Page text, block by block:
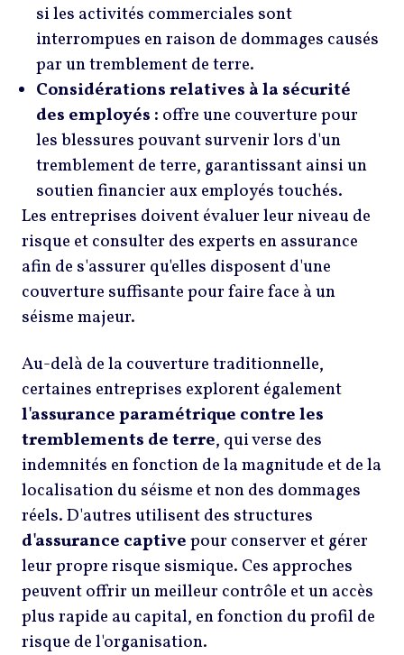
si les activités commerciales sont
interrompues en raison de dommages causés
par un tremblement de terre.
Considérations relatives à la sécurité
des employés : offre une couverture pour
les blessures pouvant survenir lors d'un
tremblement de terre, garantissant ainsi un
soutien financier aux employés touchés.
Les entreprises doivent évaluer leur niveau de
risque et consulter des experts en assurance
afin de s'assurer qu'elles disposent d'une
couverture suffisante pour faire face à un
séisme majeur.
Au-delà de la couverture traditionnelle,
certaines entreprises explorent également
l'assurance paramétrique contre les
tremblements de terre, qui verse des
indemnités en fonction de la magnitude et de la
localisation du séisme et non des dommages
réels. D'autres utilisent des structures
d'assurance captivepour conserver et gérer
leur propre risque sismique. Ces approches
peuvent offrir un meilleur contrôle et un accès
plus rapide au capital, en fonction du profil de
risque de l'organisation.